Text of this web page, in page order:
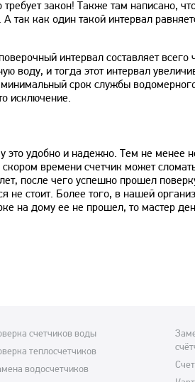
закон! Также там написано,
как один такой интервал
интервал составляет всего
воду, и тогда этот интервал
срок службы
исключение.
это удобно и надежно. Тем не менее
времени счетчик может
после чего успешно прошел
не стоит. Более того, в нашей
на дому ее не прошел, то мастер
счетчиков воды
теплосчетчиков
водосчетчиков